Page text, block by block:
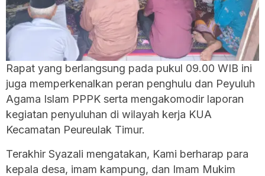
Rapat yang berlangsung pada pukul 09.00 WIB ini
juga memperkenalkan peran penghulu dan Peyuluh
Agama Islam PPPK serta mengakomodir laporan
kegiatan penyuluhan di wilayah kerja KUA
Kecamatan Peureulak Timur.
‎Terakhir Syazali mengatakan,‎ Kami berharap para
kepala desa, imam kampung, dan Imam Mukim